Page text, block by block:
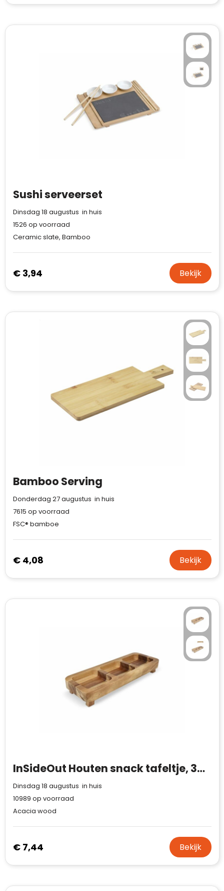
Sushi serveerset
Dinsdag 18 augustus in huis
1526 op voorraad
Ceramic slate, Bamboo
€ 3,94 Bekijk
Bamboo Serving
Donderdag 27 augustus in huis
7615 op voorraad
FSC® bamboe
€ 4,08 Bekijk
InSideOut Houten snack tafeltje, 35cm
Dinsdag 18 augustus in huis
10989 op voorraad
Acacia wood
€ 7,44 Bekijk